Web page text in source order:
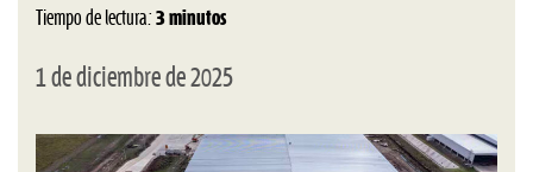
Tiempo de lectura: 3 minutos
1 de diciembre de 2025